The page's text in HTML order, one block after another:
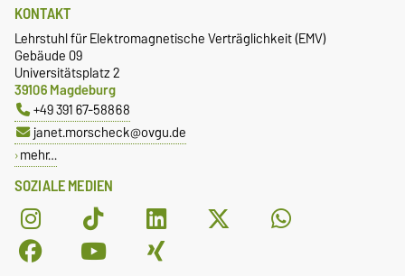
SOZIALE MEDIEN
KONTAKT
Lehrstuhl für Elektromagnetische Verträglichkeit (EMV)
Gebäude 09
Universitätsplatz 2
39106 Magdeburg
+49 391 67-58868
janet.morscheck@ovgu.de
mehr…